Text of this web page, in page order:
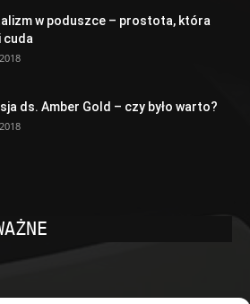
w poduszce – prostota, która
cuda
ds. Amber Gold – czy było warto?